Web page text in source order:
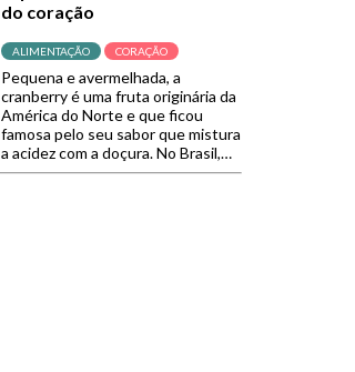
do coração
ALIMENTAÇÃO CORAÇÃO
Pequena e avermelhada, a
cranberry é uma fruta originária da
América do Norte e que ficou
famosa pelo seu sabor que mistura
a acidez com a doçura. No Brasil,
ela também leva outros nomes,